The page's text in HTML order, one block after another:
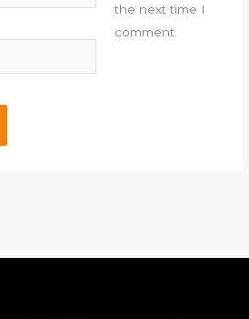
the next time I
comment.